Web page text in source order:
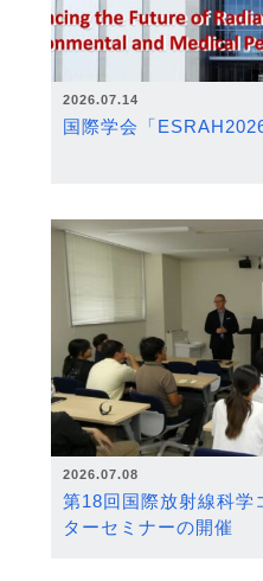
2026.07.14
国際学会「
2026.07.08
第18回国際放射線科学
ターセミナーの開催